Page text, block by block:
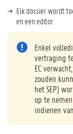
Elk dossier wordt
en een editor.
Enkel
vertraging
EC
zouden
het SEP)
op te
indienen